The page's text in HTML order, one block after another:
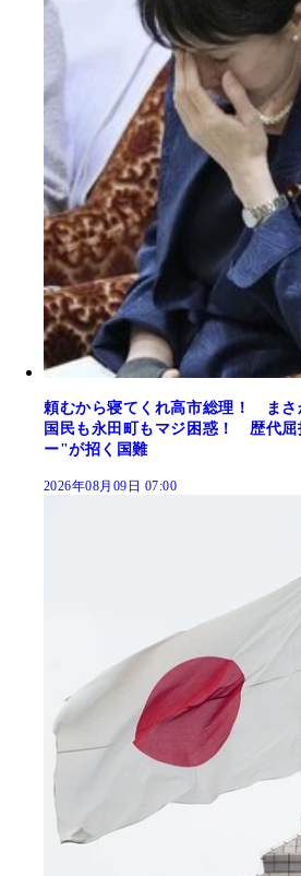
頼むから寝てくれ高市総理！ まさ
国民も永田町もマジ困惑！ 歴代
ー"が招く国難
2026年08月09日 07:00